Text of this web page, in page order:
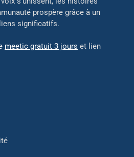
prospère grâce à un
significatifs.
meetic gratuit 3 jours et lien